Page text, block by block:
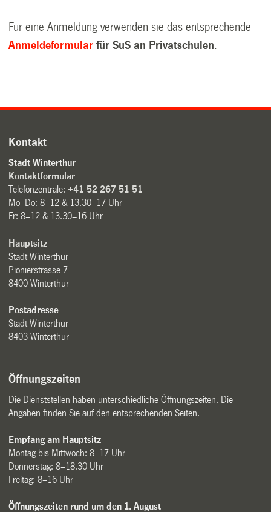
Für eine Anmeldung verwenden sie das entsprechende
Anmeldeformular fürSuS an Privatschulen.
Kontakt
Stadt Winterthur
Kontaktformular
Telefonzentrale:+41 52 267 51 51
Mo–Do: 8–12 & 13.30–17 Uhr
Fr: 8–12 & 13.30–16 Uhr
Hauptsitz
Stadt Winterthur
Pionierstrasse 7
8400 Winterthur
Postadresse
Stadt Winterthur
8403 Winterthur
Öffnungszeiten
Die Dienststellen haben unterschiedliche Öffnungszeiten. Die
Angaben finden Sie auf den entsprechenden Seiten.
Empfang am Hauptsitz
Montag bis Mittwoch: 8–17 Uhr
Donnerstag: 8–18.30 Uhr
Freitag: 8–16 Uhr
Öffnungszeiten rund um den 1. August